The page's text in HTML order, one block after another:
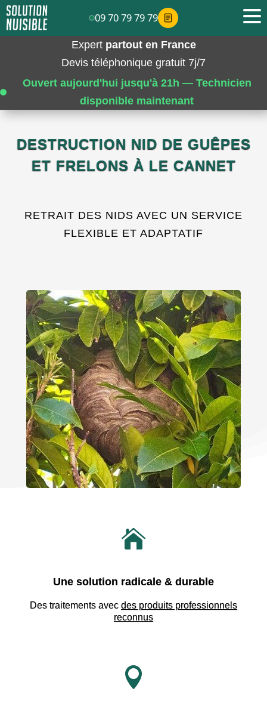
Expert partout en France
Devis téléphonique gratuit 7j/7
Ouvert aujourd'hui jusqu'à 21h — Technicien
disponible maintenant
DESTRUCTION NID DE GUÊPES
ET FRELONS À LE CANNET
RETRAIT DES NIDS AVEC UN SERVICE
FLEXIBLE ET ADAPTATIF

Une solution radicale & durable
Des traitements avec des produits professionnels
reconnus

09 70 79 79 79